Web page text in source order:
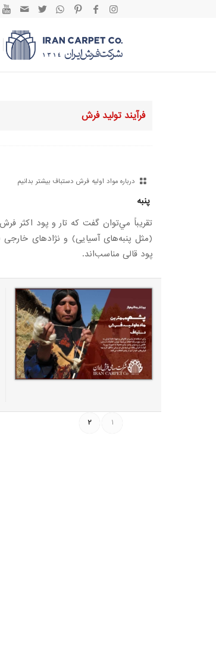
فرآیند تولید فرش
درباره مواد اولیه فرش دستباف بیشتر بدانیم
پنبه
تقريباً مي‌توان گفت كه تار و پود اكثر
(مثل پنبه‌های آسیایی) و نژادهای خارجی
پود قالی مناسب‌اند.
1
2